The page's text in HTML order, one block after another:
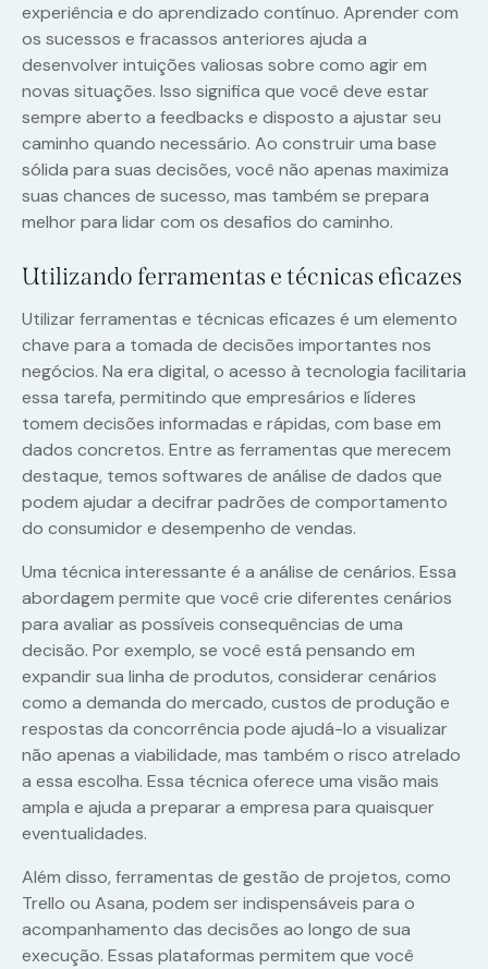
experiência e do aprendizado contínuo. Aprender com
os sucessos e fracassos anteriores ajuda a
desenvolver intuições valiosas sobre como agir em
novas situações. Isso significa que você deve estar
sempre aberto a feedbacks e disposto a ajustar seu
caminho quando necessário. Ao construir uma base
sólida para suas decisões, você não apenas maximiza
suas chances de sucesso, mas também se prepara
melhor para lidar com os desafios do caminho.
Utilizando ferramentas e técnicas eficazes
Utilizar ferramentas e técnicas eficazes é um elemento
chave para a tomada de decisões importantes nos
negócios. Na era digital, o acesso à tecnologia facilitaria
essa tarefa, permitindo que empresários e líderes
tomem decisões informadas e rápidas, com base em
dados concretos. Entre as ferramentas que merecem
destaque, temos softwares de análise de dados que
podem ajudar a decifrar padrões de comportamento
do consumidor e desempenho de vendas.
Uma técnica interessante é a análise de cenários. Essa
abordagem permite que você crie diferentes cenários
para avaliar as possíveis consequências de uma
decisão. Por exemplo, se você está pensando em
expandir sua linha de produtos, considerar cenários
como a demanda do mercado, custos de produção e
respostas da concorrência pode ajudá-lo a visualizar
não apenas a viabilidade, mas também o risco atrelado
a essa escolha. Essa técnica oferece uma visão mais
ampla e ajuda a preparar a empresa para quaisquer
eventualidades.
Além disso, ferramentas de gestão de projetos, como
Trello ou Asana, podem ser indispensáveis para o
acompanhamento das decisões ao longo de sua
execução. Essas plataformas permitem que você